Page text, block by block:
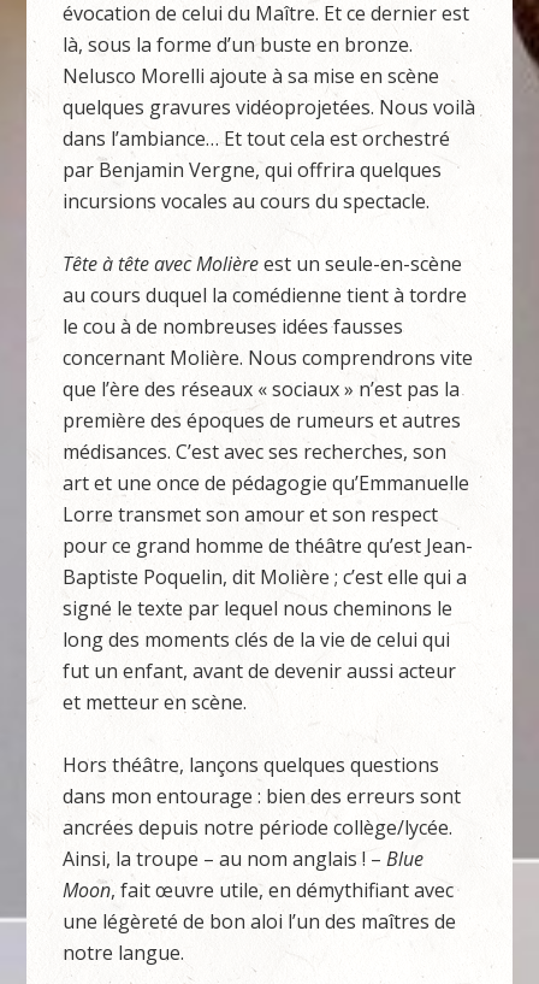
évocation de celui du Maître. Et ce dernier est
là, sous la forme d’un buste en bronze.
Nelusco Morelli ajoute à sa mise en scène
quelques gravures vidéoprojetées. Nous voilà
dans l’ambiance… Et tout cela est orchestré
par Benjamin Vergne, qui offrira quelques
incursions vocales au cours du spectacle.
Tête à tête avec Molièreest un seule-en-scène
au cours duquel la comédienne tient à tordre
le cou à de nombreuses idées fausses
concernant Molière. Nous comprendrons vite
que l’ère des réseaux « sociaux » n’est pas la
première des époques de rumeurs et autres
médisances. C’est avec ses recherches, son
art et une once de pédagogie qu’Emmanuelle
Lorre transmet son amour et son respect
pour ce grand homme de théâtre qu’est Jean-
Baptiste Poquelin, dit Molière ; c’est elle qui a
signé le texte par lequel nous cheminons le
long des moments clés de la vie de celui qui
fut un enfant, avant de devenir aussi acteur
et metteur en scène.
Hors théâtre, lançons quelques questions
dans mon entourage : bien des erreurs sont
ancrées depuis notre période collège/lycée.
Ainsi, la troupe – au nom anglais ! –Blue
Moon, fait œuvre utile, en démythifiant avec
une légèreté de bon aloi l’un des maîtres de
notre langue.